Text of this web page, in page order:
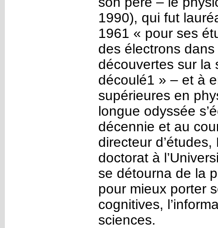
1990), qui fut
1961 « pour ses
des électrons
découvertes sur la
découlé1 » – et à
supérieures en
longue odyssée
décennie et au
directeur
doctorat à
se détourna de la
pour mieux porter
cognitives,
sciences.